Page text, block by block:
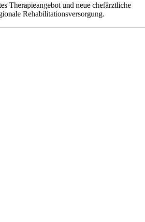
Therapieangebot und neue chefärztliche
Rehabilitationsversorgung.